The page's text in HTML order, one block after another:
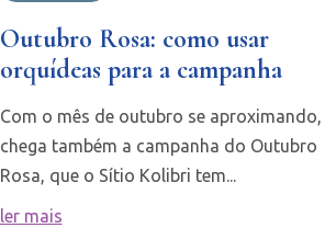
Outubro Rosa: como usar
orquídeas para a campanha
Com o mês de outubro se aproximando,
chega também a campanha do Outubro
Rosa, que o Sítio Kolibri tem...
ler mais